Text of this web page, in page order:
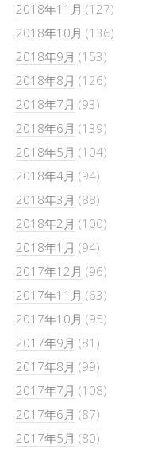
2018年11月 (127)
2018年10月 (136)
2018年9月 (153)
2018年8月 (126)
2018年7月 (93)
2018年6月 (139)
2018年5月 (104)
2018年4月 (94)
2018年3月 (88)
2018年2月 (100)
2018年1月 (94)
2017年12月 (96)
2017年11月 (63)
2017年10月 (95)
2017年9月 (81)
2017年8月 (99)
2017年7月 (108)
2017年6月 (87)
2017年5月 (80)